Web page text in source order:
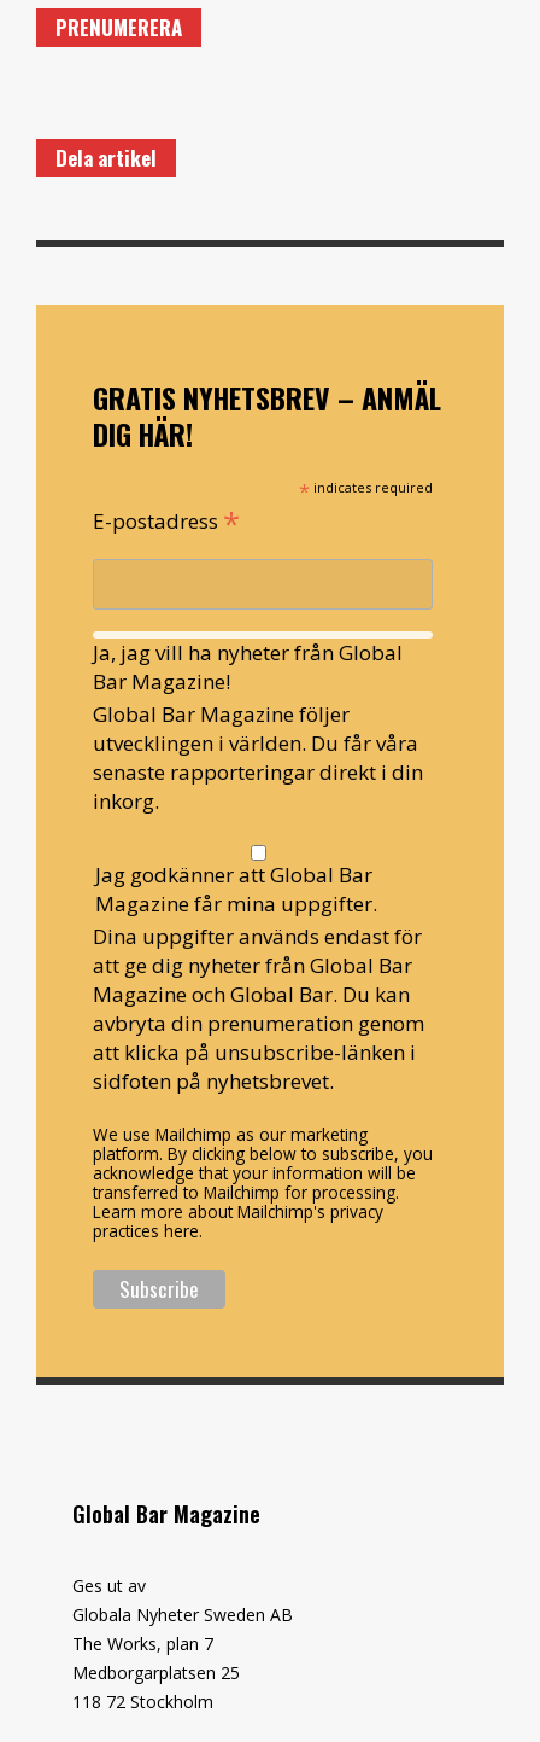
PRENUMERERA
Dela artikel
GRATIS NYHETSBREV – ANMÄL
DIG HÄR!
* indicates required
E-postadress *
Ja, jag vill ha nyheter från Global
Bar Magazine!
Global Bar Magazine följer
utvecklingen i världen. Du får våra
senaste rapporteringar direkt i din
inkorg.
Jag godkänner att Global Bar
Magazine får mina uppgifter.
Dina uppgifter används endast för
att ge dig nyheter från Global Bar
Magazine och Global Bar. Du kan
avbryta din prenumeration genom
att klicka på unsubscribe-länken i
sidfoten på nyhetsbrevet.
We use Mailchimp as our marketing
platform. By clicking below to subscribe, you
acknowledge that your information will be
transferred to Mailchimp for processing.
Learn more about Mailchimp's privacy
practices here.
Global Bar Magazine
Ges ut av
Globala Nyheter Sweden AB
The Works, plan 7
Medborgarplatsen 25
118 72 Stockholm